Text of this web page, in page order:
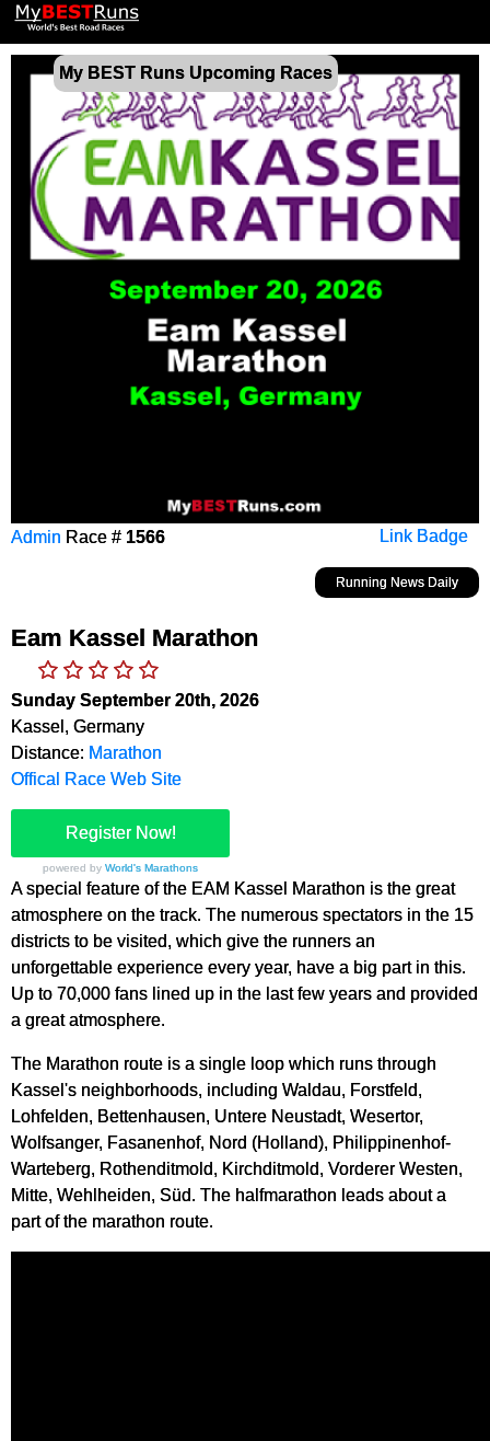
My BEST Runs Upcoming Races
Link Badge
Admin Race # 1566
Running News Daily
Eam Kassel Marathon
Sunday September 20th, 2026
Kassel, Germany
Distance: Marathon
Offical Race Web Site
Register Now!
powered by World's Marathons
A special feature of the EAM Kassel Marathon is the great
atmosphere on the track. The numerous spectators in the 15
districts to be visited, which give the runners an
unforgettable experience every year, have a big part in this.
Up to 70,000 fans lined up in the last few years and provided
a great atmosphere.
The Marathon route is a single loop which runs through
Kassel's neighborhoods, including Waldau, Forstfeld,
Lohfelden, Bettenhausen, Untere Neustadt, Wesertor,
Wolfsanger, Fasanenhof, Nord (Holland), Philippinenhof-
Warteberg, Rothenditmold, Kirchditmold, Vorderer Westen,
Mitte, Wehlheiden, Süd. The halfmarathon leads about a
part of the marathon route.